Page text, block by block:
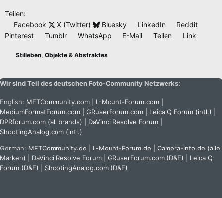
Teilen:
Facebook
X (Twitter) Bluesky LinkedIn
Reddit
Pinterest
Tumblr WhatsApp E-Mail Teilen Link
Stilleben, Objekte & Abstraktes
Wir sind Teil des deutschen Foto-Community Netzwerks:
English: MFTCommunity.com L-Mount-Forum.com
MediumFormatForum.com
GRuserForum.com Leica Q Forum (intl.)
DPRforum.com (all brands) DaVinci Resolve Forum
ShootingAnalog.com (intl.)
German: MFTCommunity.de L-Mount-Forum.de Camera-info.de (alle
Marken)
DaVinci Resolve Forum GRuserForum.com (D&E)
Leica Q
Forum (D&E)
ShootingAnalog.com (D&E)